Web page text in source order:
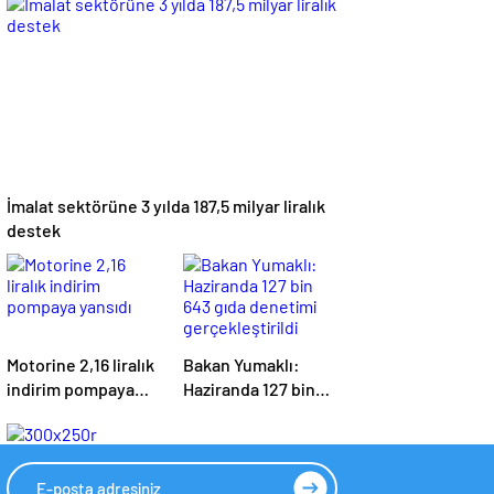
savunma anlaşması
İmalat sektörüne 3 yılda 187,5 milyar liralık
destek
Motorine 2,16 liralık
indirim pompaya
Bakan Yumaklı:
Haziranda 127 bin